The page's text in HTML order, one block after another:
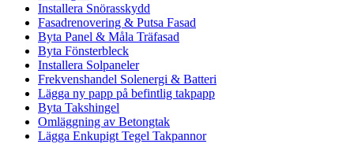
Installera Snörasskydd
Fasadrenovering & Putsa Fasad
Byta Panel & Måla Träfasad
Byta Fönsterbleck
Installera Solpaneler
Frekvenshandel Solenergi & Batteri
Lägga ny papp på befintlig takpapp
Byta Takshingel
Omläggning av Betongtak
Lägga Enkupigt Tegel Takpannor